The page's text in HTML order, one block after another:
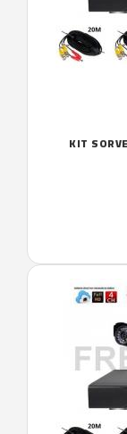
KIT